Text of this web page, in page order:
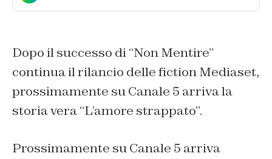
Dopo il successo di “Non Mentire”
continua il rilancio delle fiction Mediaset,
prossimamente su Canale 5 arriva la
storia vera “L’amore strappato”.
Prossimamente su Canale 5 arriva